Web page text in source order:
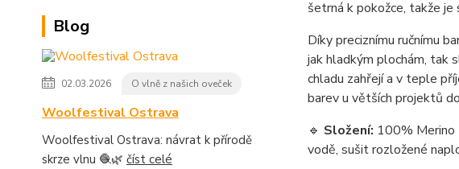
Blog
02.03.2026 O vlně z našich oveček
Woolfestival Ostrava
Woolfestival Ostrava: návrat k přírodě
skrze vlnu 🧶🌿 číst celé
šetrná k pokožce, takže
Díky preciznímu ručnímu
jak hladkým plochám, tak
chladu zahřejí a v teple
barev u větších projektů
🔹 Složení: 100% Merino
vodě, sušit rozložené